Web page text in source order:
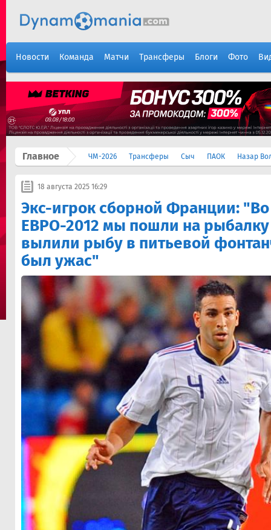
Новости Команда Матчи Трансферы Блоги Фото
Главное ЧМ-2026 Трансферы Сыч ПАОК Назар
18 августа 2025 16:29
Экс-игрок сборной Франции:
ЕВРО-2012 мы пошли на
вылили рыбу в питьевой
был ужас"